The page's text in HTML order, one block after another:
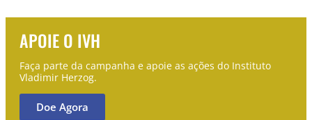
APOIE O IVH
Faça parte da campanha e apoie as ações do Instituto
Vladimir Herzog.
Doe Agora